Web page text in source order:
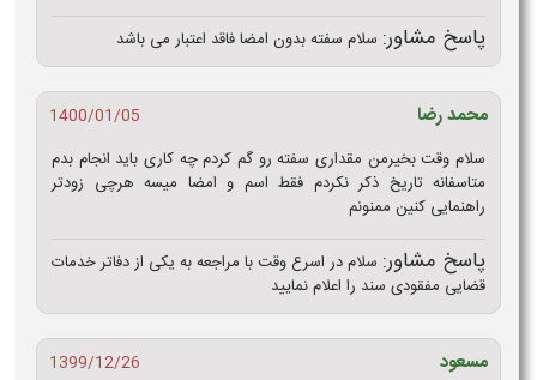
پاسخ مشاور: سلام سفته بدون امضا فاقد اعتبار می باشد
محمد رضا
1400/01/05
سلام وقت بخیرمن مقداری سفته رو گم کردم چه کاری باید انجام بدم
متاسفانه تاریخ ذکر نکردم فقط اسم و امضا میسه هرچی زودتر
راهنمایی کنین ممنونم
پاسخ مشاور: سلام در اسرع وقت با مراجعه به یکی از دفاتر خدمات
قضایی مفقودی سند را اعلام نمایید
مسعود
1399/12/26